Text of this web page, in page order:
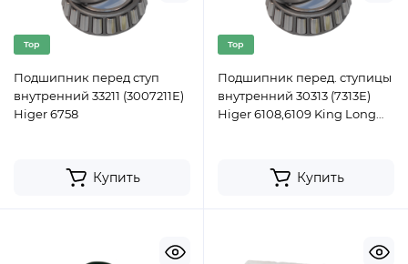
Top
Подшипник перед ступ
внутренний 33211 (3007211Е)
Higer 6758
Купить
Top
Подшипник перед. ступицы
внутренний 30313 (7313Е)
Higer 6108,6109 King Long
Купить